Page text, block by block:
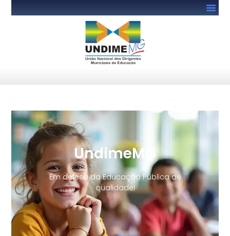
UndimeMG
Em defesa da Educação Pública de
qualidade!